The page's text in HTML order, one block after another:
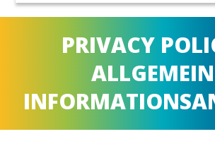
PRIVACY